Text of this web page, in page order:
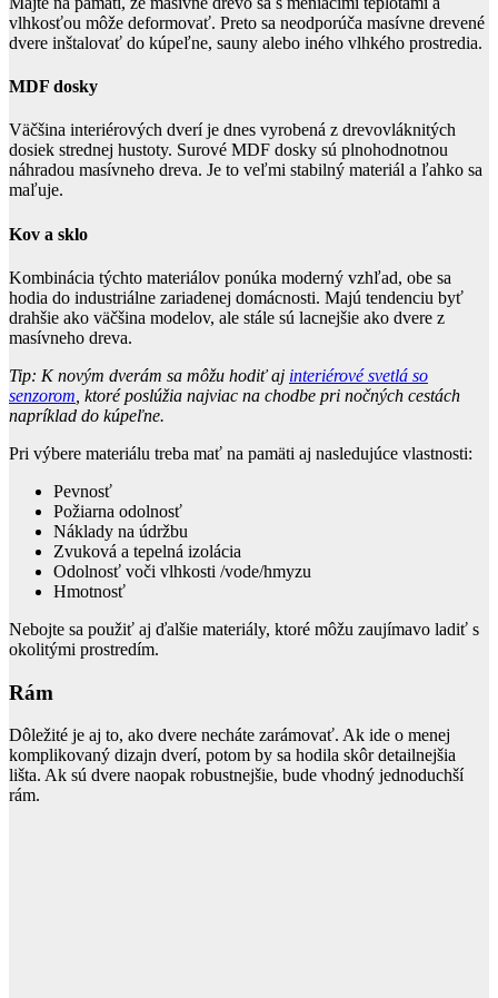
vlhkosťou môže deformovať. Preto sa neodporúča masívne drevené
dvere inštalovať do kúpeľne, sauny alebo iného vlhkého prostredia.
MDF dosky
Väčšina interiérových dverí je dnes vyrobená z drevovláknitých
dosiek strednej hustoty. Surové MDF dosky sú plnohodnotnou
náhradou masívneho dreva. Je to veľmi stabilný materiál a ľahko sa
maľuje.
Kov a sklo
Kombinácia týchto materiálov ponúka moderný vzhľad, obe sa
hodia do industriálne zariadenej domácnosti. Majú tendenciu byť
drahšie ako väčšina modelov, ale stále sú lacnejšie ako dvere z
masívneho dreva.
Tip: K novým dverám sa môžu hodiť aj interiérové svetlá so
senzorom , ktoré poslúžia najviac na chodbe pri nočných cestách
napríklad do kúpeľne.
Pri výbere materiálu treba mať na pamäti aj nasledujúce vlastnosti:
Pevnosť
Požiarna odolnosť
Náklady na údržbu
Zvuková a tepelná izolácia
Odolnosť voči vlhkosti /vode/hmyzu
Hmotnosť
Nebojte sa použiť aj ďalšie materiály, ktoré môžu zaujímavo ladiť s
okolitými prostredím.
Rám
Dôležité je aj to, ako dvere necháte zarámovať. Ak ide o menej
komplikovaný dizajn dverí, potom by sa hodila skôr detailnejšia
lišta. Ak sú dvere naopak robustnejšie, bude vhodný jednoduchší
rám.